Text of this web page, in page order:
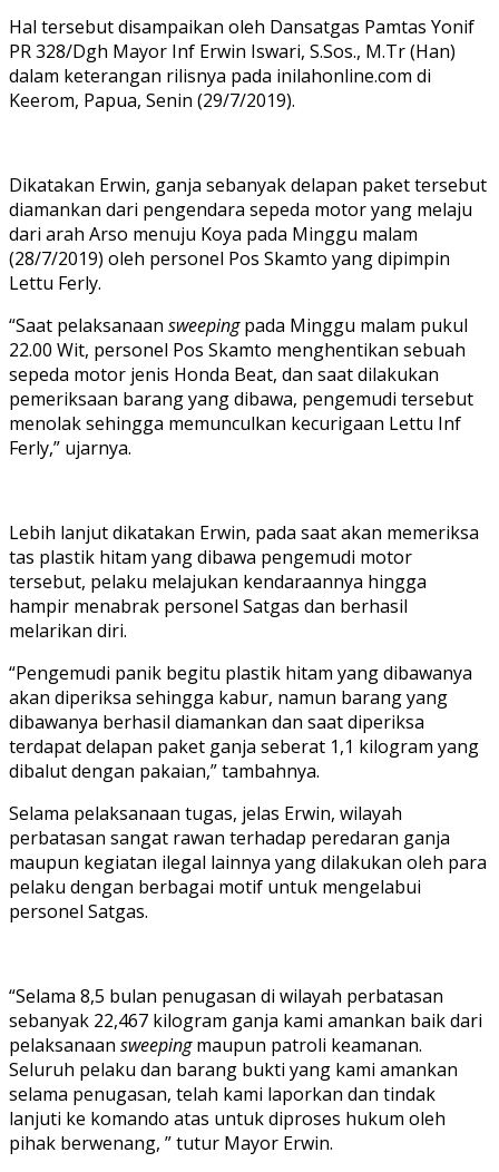
Hal tersebut disampaikan oleh Dansatgas Pamtas Yonif
PR 328/Dgh Mayor Inf Erwin Iswari, S.Sos., M.Tr (Han)
dalam keterangan rilisnya pada inilahonline.com di
Keerom, Papua, Senin (29/7/2019).
Dikatakan Erwin, ganja sebanyak delapan paket tersebut
diamankan dari pengendara sepeda motor yang melaju
dari arah Arso menuju Koya pada Minggu malam
(28/7/2019) oleh personel Pos Skamto yang dipimpin
Lettu Ferly.
“Saat pelaksanaan sweepingpada Minggu malam pukul
22.00 Wit, personel Pos Skamto menghentikan sebuah
sepeda motor jenis Honda Beat, dan saat dilakukan
pemeriksaan barang yang dibawa, pengemudi tersebut
menolak sehingga memunculkan kecurigaan Lettu Inf
Ferly,” ujarnya.
Lebih lanjut dikatakan Erwin, pada saat akan memeriksa
tas plastik hitam yang dibawa pengemudi motor
tersebut, pelaku melajukan kendaraannya hingga
hampir menabrak personel Satgas dan berhasil
melarikan diri.
“Pengemudi panik begitu plastik hitam yang dibawanya
akan diperiksa sehingga kabur, namun barang yang
dibawanya berhasil diamankan dan saat diperiksa
terdapat delapan paket ganja seberat 1,1 kilogram yang
dibalut dengan pakaian,” tambahnya.
Selama pelaksanaan tugas, jelas Erwin, wilayah
perbatasan sangat rawan terhadap peredaran ganja
maupun kegiatan ilegal lainnya yang dilakukan oleh para
pelaku dengan berbagai motif untuk mengelabui
personel Satgas.
“Selama 8,5 bulan penugasan di wilayah perbatasan
sebanyak 22,467 kilogram ganja kami amankan baik dari
pelaksanaan sweepingmaupun patroli keamanan.
Seluruh pelaku dan barang bukti yang kami amankan
selama penugasan, telah kami laporkan dan tindak
lanjuti ke komando atas untuk diproses hukum oleh
pihak berwenang, ” tutur Mayor Erwin.